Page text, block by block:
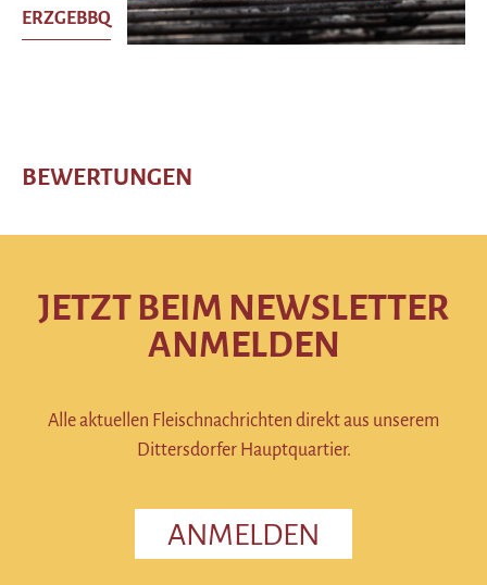
ERZGEBBQ
BEWERTUNGEN
JETZT BEIM NEWSLETTER
ANMELDEN
Alle aktuellen Fleischnachrichten direkt aus unserem
Dittersdorfer Hauptquartier.
ANMELDEN